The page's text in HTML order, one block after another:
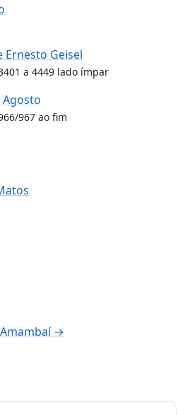
Ernesto Geisel
a 4449 lado ímpar
Agosto
967 ao fim
Amambaí →